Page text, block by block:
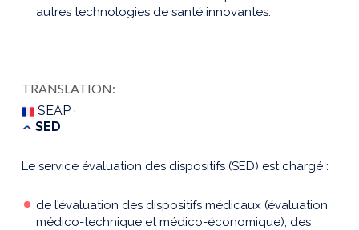
autres technologies de santé innovantes.
TRANSLATION:
SEAP ·
SED
Le service évaluation des dispositifs (SED) est chargé :
de l’évaluation des dispositifs médicaux (évaluation
médico-technique et médico-économique), des